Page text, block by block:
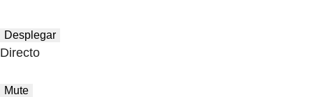
Desplegar
Directo
Mute